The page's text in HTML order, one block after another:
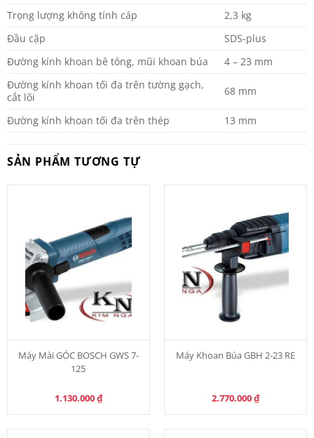
Trọng lượng không tính cáp
2,3 kg
Đầu cặp
SDS-plus
Đường kính khoan bê tông, mũi khoan búa
4 – 23 mm
Đường kính khoan tối đa trên tường gạch,
cắt lõi
68 mm
Đường kính khoan tối đa trên thép 13 mm
SẢN PHẨM TƯƠNG TỰ
Máy Mài GÓC BOSCH GWS 7-
125
1.130.000₫
Máy Khoan Búa GBH 2-23 RE
2.770.000₫